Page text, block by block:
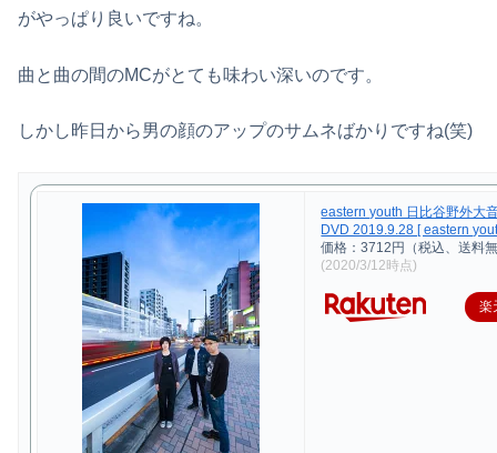
がやっぱり良いですね。
曲と曲の間のMCがとても味わい深いのです。
しかし昨日から男の顔のアップのサムネばかりですね(笑)
eastern youth 日比谷野外大
DVD 2019.9.28 [ eastern
価格：3712円（税込、送料
(2020/3/12時点)
楽